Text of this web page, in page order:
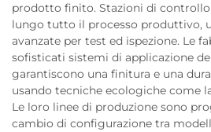
prodotto finito. Stazioni di
lungo tutto il processo produttivo,
avanzate per test ed ispezione. Le
sofisticati sistemi di applicazione
garantiscono una finitura e una
usando tecniche ecologiche come
Le loro linee di produzione sono
cambio di configurazione tra